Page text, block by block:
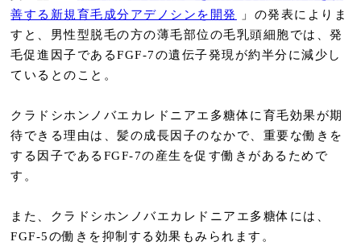
善する新規育毛成分アデノシンを開発
」の発表によりま
すと、男性型脱毛の方の薄毛部位の毛乳頭細胞では、発
毛促進因子であるFGF-7の遺伝子発現が約半分に減少し
ているとのこと。
クラドシホンノバエカレドニアエ多糖体に育毛効果が期
待できる理由は、髪の成長因子のなかで、重要な働きを
する因子であるFGF-7の産生を促す働きがあるためで
す。
また、クラドシホンノバエカレドニアエ多糖体には、
FGF-5の働きを抑制する効果もみられます。